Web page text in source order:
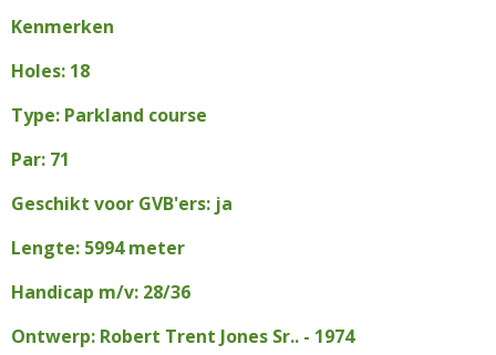
Kenmerken
Holes: 18
Type: Parkland course
Par: 71
Geschikt voor GVB'ers: ja
Lengte: 5994 meter
Handicap m/v: 28/36
Ontwerp: Robert Trent Jones Sr.. - 1974